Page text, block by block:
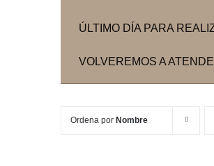
ÚLTIMO DÍA PARA
VOLVEREMOS A
Ordena por Nombre